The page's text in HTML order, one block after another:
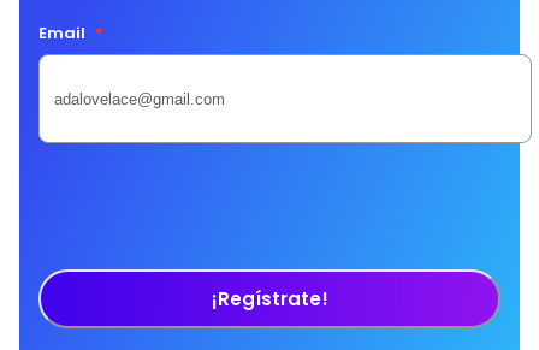
Email *
¡Regístrate!